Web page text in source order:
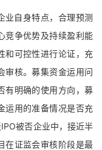
自身特点，合理预测
竞争优势及持续盈利能
和可控性进行论证，充
审核。募集资金运用问
有明确的使用方向，募
运用的准备情况是否充
被否企业中，接近半
在证监会审核阶段是最